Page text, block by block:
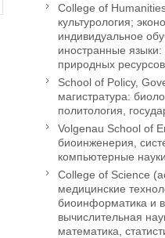
College of
культурология;
индивидуальное
иностранные
природных
School of Policy,
магистратура:
политология,
Volgenau School of
биоинженерия,
компьютерные
College of Science
медицинские
биоинформатика и
вычислительная
математика,